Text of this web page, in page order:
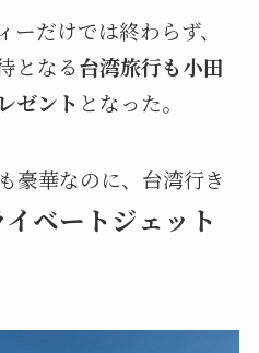
だけでは終わらず、
となる台湾旅行も小田
ゼント となった。
豪華なのに、台湾行き
イベートジェット